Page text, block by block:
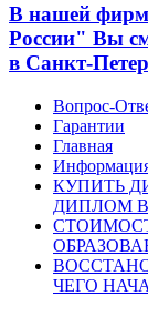
В нашей
России" Вы
в Санкт-
Вопрос-
Гарантии
Главная
КУПИТЬ
ДИПЛОМ
ЧЕГО